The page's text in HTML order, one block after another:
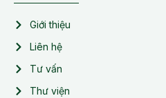
Giới thiệu
Liên hệ
Tư vấn
Thư viện